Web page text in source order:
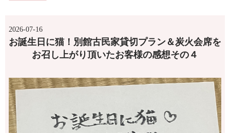
2026-07-16
お誕生日に猫！別館古民家貸切プラン＆炭火会席を
お召し上がり頂いたお客様の感想その４